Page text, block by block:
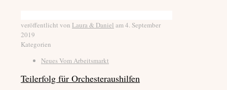
veröffentlicht von Laura & Daniel am4. September
2019
Kategorien
Neues Vom Arbeitsmarkt
Teilerfolg für Orchesteraushilfen